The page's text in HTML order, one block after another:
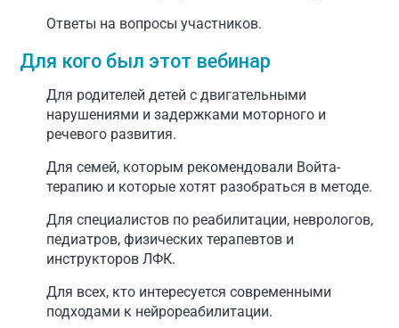
Ответы на вопросы участников.
Для кого был этот вебинар
Для родителей детей с двигательными
нарушениями и задержками моторного и
речевого развития.
Для семей, которым рекомендовали Войта-
терапию и которые хотят разобраться в методе.
Для специалистов по реабилитации, неврологов,
педиатров, физических терапевтов и
инструкторов ЛФК.
Для всех, кто интересуется современными
подходами к нейрореабилитации.